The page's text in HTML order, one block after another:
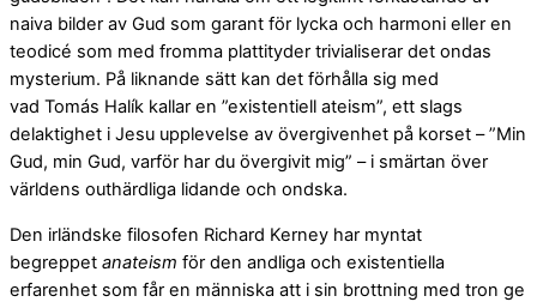
naiva bilder av Gud som garant för lycka och harmoni eller en
teodicé som med fromma plattityder trivialiserar det ondas
mysterium. På liknande sätt kan det förhålla sig med
vad Tomás Halík kallar en ”existentiell ateism”, ett slags
delaktighet i Jesu upplevelse av övergivenhet på korset – ”Min
Gud, min Gud, varför har du övergivit mig” – i smärtan över
världens outhärdliga lidande och ondska.
Den irländske filosofen Richard Kerney har myntat
begreppet anateism för den andliga och existentiella
erfarenhet som får en människa att i sin brottning med tron ge